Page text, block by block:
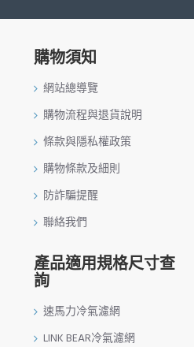
購物須知
網站總導覽
購物流程與退貨說明
條款與隱私權政策
購物條款及細則
防詐騙提醒
聯絡我們
產品適用規格尺寸查
詢
速馬力冷氣濾網
LINK BEAR冷氣濾網